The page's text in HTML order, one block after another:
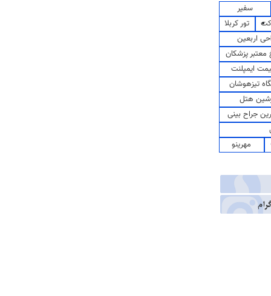
سفیر
تور کربلا
اربعین
پزشکان
ایمپلنت
تیزهوشان
هتل
جراح بینی
مهرینو